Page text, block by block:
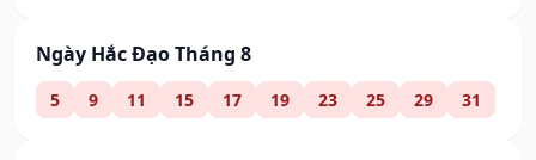
Ngày Hắc Đạo Tháng 8
5 9 11 15 17 19 23 25 29 31